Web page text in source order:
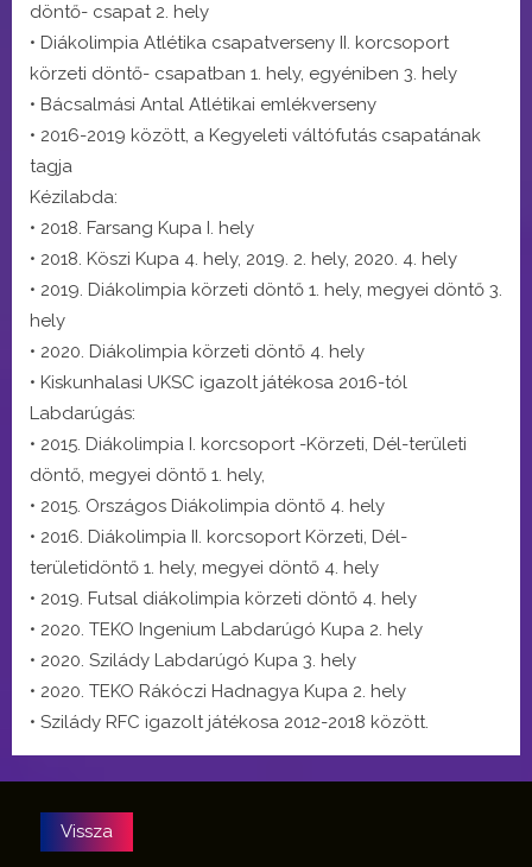
döntő- csapat 2. hely
• Diákolimpia Atlétika csapatverseny II. korcsoport
körzeti döntő- csapatban 1. hely, egyéniben 3. hely
• Bácsalmási Antal Atlétikai emlékverseny
• 2016-2019 között, a Kegyeleti váltófutás csapatának
tagja
Kézilabda:
• 2018. Farsang Kupa I. hely
• 2018. Köszi Kupa 4. hely, 2019. 2. hely, 2020. 4. hely
• 2019. Diákolimpia körzeti döntő 1. hely, megyei döntő 3.
hely
• 2020. Diákolimpia körzeti döntő 4. hely
• Kiskunhalasi UKSC igazolt játékosa 2016-tól
Labdarúgás:
• 2015. Diákolimpia I. korcsoport -Körzeti, Dél-területi
döntő, megyei döntő 1. hely,
• 2015. Országos Diákolimpia döntő 4. hely
• 2016. Diákolimpia II. korcsoport Körzeti, Dél-
területidöntő 1. hely, megyei döntő 4. hely
• 2019. Futsal diákolimpia körzeti döntő 4. hely
• 2020. TEKO Ingenium Labdarúgó Kupa 2. hely
• 2020. Szilády Labdarúgó Kupa 3. hely
• 2020. TEKO Rákóczi Hadnagya Kupa 2. hely
• Szilády RFC igazolt játékosa 2012-2018 között.